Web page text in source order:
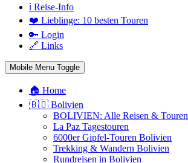
ℹ️ Reise-Info
❤️ Lieblinge: 10 besten Touren
🔑 Login
🔗 Links
Mobile Menu Toggle
🏠 Home
🇧🇴 Bolivien
BOLIVIEN: Alle Reisen & Touren
La Paz Tagestouren
6000er Gipfel-Touren Bolivien
Trekking & Wandern Bolivien
Rundreisen in Bolivien